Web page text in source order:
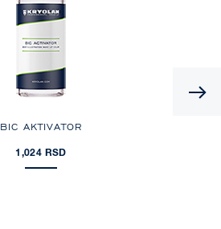
Previous
BIC AKTIVATOR
1,024 RSD